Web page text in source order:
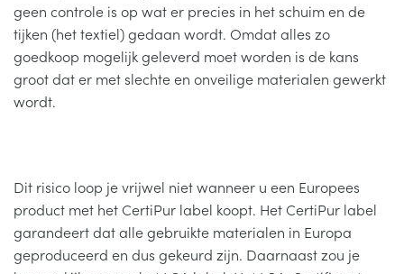
geen controle is op wat er precies in het schuim en de
tijken (het textiel) gedaan wordt. Omdat alles zo
goedkoop mogelijk geleverd moet worden is de kans
groot dat er met slechte en onveilige materialen gewerkt
wordt.
Dit risico loop je vrijwel niet wanneer u een Europees
product met het CertiPur label koopt. Het CertiPur label
garandeert dat alle gebruikte materialen in Europa
geproduceerd en dus gekeurd zijn. Daarnaast zou je